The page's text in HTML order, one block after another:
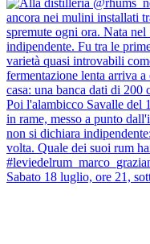
Sabato 18 luglio, ore 21,